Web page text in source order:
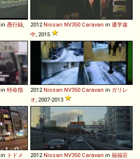
in 愚行録 2012 Nissan NV350 Caravan in 通学途
中 , 2015
in 特命指
2012 Nissan NV350 Caravan in ガリレ
オ , 2007-2013
in トドメ
2012 Nissan NV350 Caravan in 福福荘